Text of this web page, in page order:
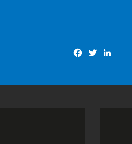
Facebook
Twitter